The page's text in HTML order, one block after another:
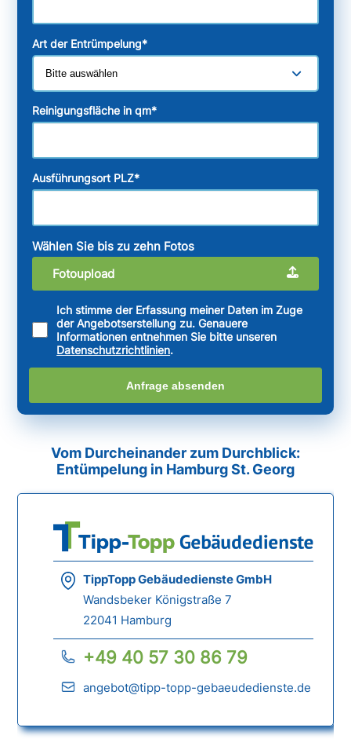
Art der Entrümpelung*
Reinigungsfläche in qm*
Ausführungsort PLZ*
Wählen Sie bis zu zehn Fotos
Fotoupload
Ich stimme der Erfassung meiner Daten im Zuge
der Angebotserstellung zu. Genauere
Informationen entnehmen Sie bitte unseren
Datenschutzrichtlinien.
Anfrage absenden
Vom Durcheinander zum Durchblick:
Entümpelung in Hamburg St. Georg
TippTopp Gebäudedienste GmbH
Wandsbeker Königstraße 7
22041 Hamburg
+49 40 57 30 86 79
angebot@tipp-topp-gebaeudedienste.de